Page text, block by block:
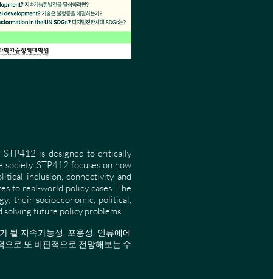
STP412 is designed to critically
STP412 focuses on how
inclusion, connectivity and
to real-world policy cases. The
their socioeconomic, political,
future policy problems.
될 지속가능성, 포용성, 인류애에
으로 또 비판적으로 전망해보는 수